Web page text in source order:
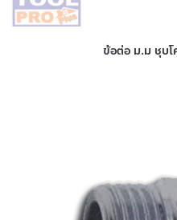
ข้อต่อ ม.ม ชุบโ